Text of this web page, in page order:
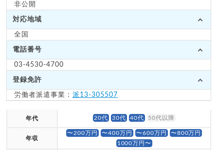
非公開
対応地域
全国
電話番号
03-4530-4700
登録免許
労働者派遣事業：派13-305507
年代 20代 30代 40代 50代以降
年収
〜200万円 〜400万円 〜600万円
〜800万円
1000万円〜